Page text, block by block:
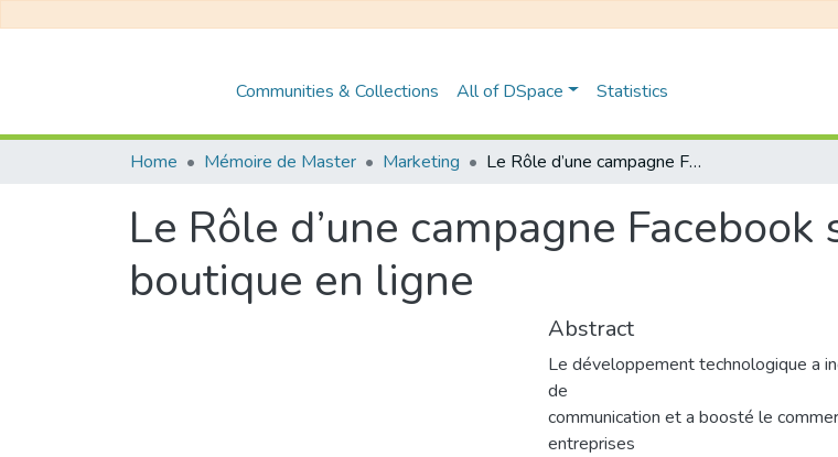
Communities & Collections All of DSpace Statistics
Home Mémoire de Master Marketing Le Rôle d’une campagne Facebook sur la performance d’une boutique en ligne
Le Rôle d’une campagne
boutique en ligne
Abstract
Le développement technologique a
de
communication et a boosté le
entreprises